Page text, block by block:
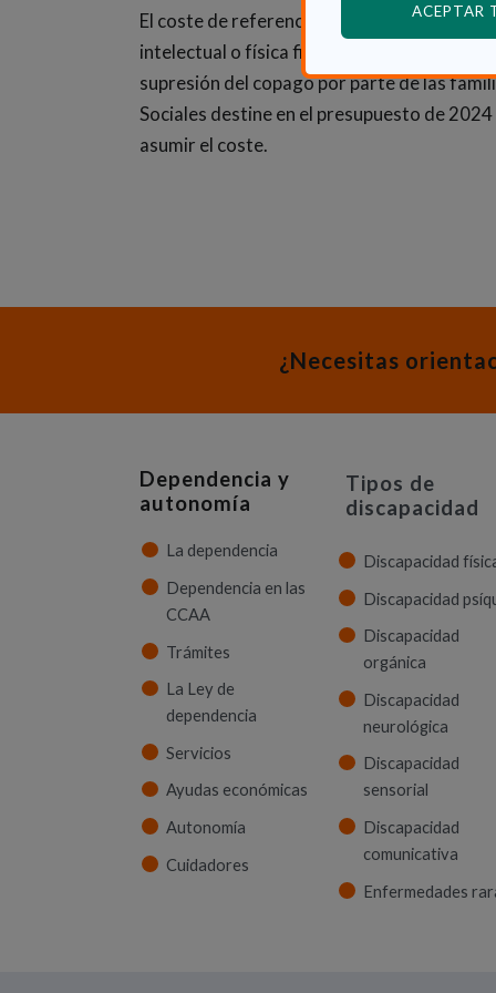
ACEPTAR
El coste de referencia de los servicios de
intelectual o física fijado a la cartera de
supresión del copago por parte de las
Sociales destine en el presupuesto de
asumir el coste.
¿Necesitas
Dependencia y
autonomía
La dependencia
Dependencia en las
CCAA
Trámites
La Ley de
dependencia
Servicios
Ayudas económicas
Autonomía
Cuidadores
Tipos de
discapacidad
Discapacidad
Discapacidad
Discapacidad
orgánica
Discapacidad
neurológica
Discapacidad
sensorial
Discapacidad
comunicativa
Enfermedades